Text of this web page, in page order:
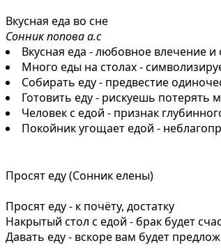
Вкусная еда во сне
Сонник попова а.с
Вкусная еда - любовное влечение и
Много еды на столах -
Собирать еду - предвестие
Готовить еду - рискуешь потерять
Человек с едой - признак
Покойник угощает едой -
Просят еду (Сонник елены)
Просят еду - к почёту, достатку
Накрытый стол с едой - брак будет
Давать еду - вскоре вам будет